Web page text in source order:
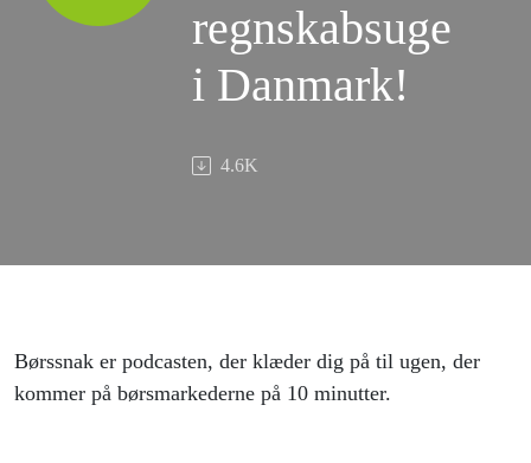
regnskabsuge
i Danmark!
4.6K
Børssnak er podcasten, der klæder dig på til ugen, der
kommer på børsmarkederne på 10 minutter.